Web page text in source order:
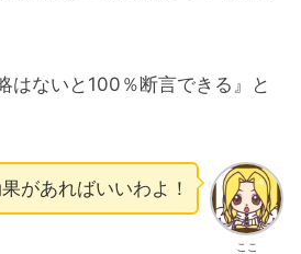
はないと100％断言できる』と
ここ
があればいいわよ！